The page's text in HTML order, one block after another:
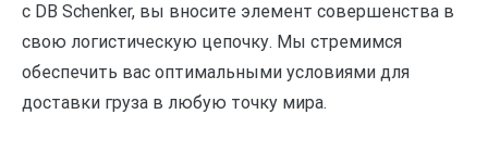
с DB Schenker, вы вносите элемент совершенства в
свою логистическую цепочку. Мы стремимся
обеспечить вас оптимальными условиями для
доставки груза в любую точку мира.